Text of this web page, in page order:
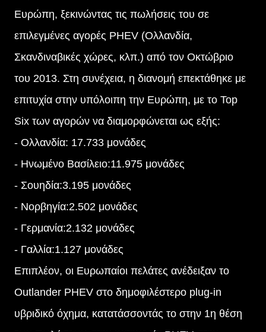
Ευρώπη, ξεκινώντας τις πωλήσεις του σε
επιλεγμένες αγορές PHEV (Ολλανδία,
Σκανδιναβικές χώρες, κλπ.) από τον Οκτώβριο
του 2013. Στη συνέχεια, η διανομή επεκτάθηκε με
επιτυχία στην υπόλοιπη την Ευρώπη, με το Top
Six των αγορών να διαμορφώνεται ως εξής:
- Ολλανδία: 17.733 μονάδες
- Ηνωμένο Βασίλειο:11.975 μονάδες
- Σουηδία:3.195 μονάδες
- Νορβηγία:2.502 μονάδες
- Γερμανία:2.132 μονάδες
- Γαλλία:1.127 μονάδες
Επιπλέον, οι Ευρωπαίοι πελάτες ανέδειξαν το
Outlander PHEV στο δημοφιλέστερο plug-in
υβριδικό όχημα, κατατάσσοντάς το στην 1η θέση